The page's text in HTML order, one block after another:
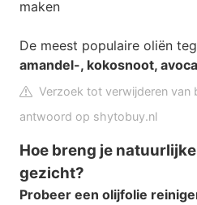
maken
De meest populaire oliën
amandel-, kokosnoot,
Verzoek tot verwijderen van
antwoord op shytobuy.nl
Hoe breng je
gezicht?
Probeer een olijfolie